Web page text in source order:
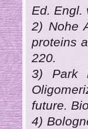
Ed. Engl.
2) Nohe
proteins
220.
3) Park
future.
4)